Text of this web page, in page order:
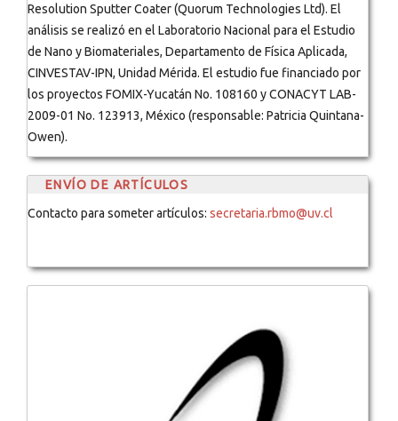
Resolution Sputter Coater (Quorum Technologies Ltd). El
análisis se realizó en el Laboratorio Nacional para el Estudio
de Nano y Biomateriales, Departamento de Física Aplicada,
CINVESTAV-IPN, Unidad Mérida. El estudio fue financiado por
los proyectos FOMIX-Yucatán No. 108160 y CONACYT LAB-
2009-01 No. 123913, México (responsable: Patricia Quintana-
Owen).
ENVÍO DE ARTÍCULOS
Contacto para someter artículos: secretaria.rbmo@uv.cl